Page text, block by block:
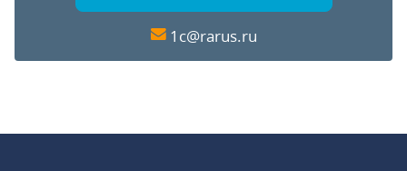
1c@rarus.ru